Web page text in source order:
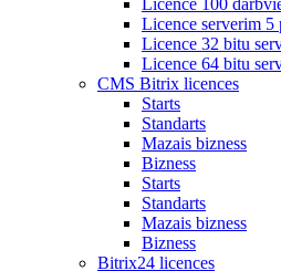
Licence serverim 5
Licence 32 bitu
Licence 64 bitu
CMS Bitrix licences
Starts
Standarts
Mazais bizness
Bizness
Starts
Standarts
Mazais bizness
Bizness
Bitrix24 licences